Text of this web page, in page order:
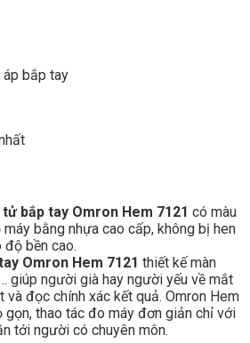
bắp tay
bắp tay Omron Hem 7121 có màu
bằng nhựa cao cấp, không bị hen
bền cao.
Omron Hem 7121 thiết kế màn
giúp người già hay người yếu về mắt
và đọc chính xác kết quả. Omron Hem
thao tác đo máy đơn giản chỉ với
tới người có chuyên môn.